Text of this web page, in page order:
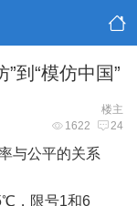
到“模仿中国”
楼主
1622 24
与公平的关系
，限号1和6